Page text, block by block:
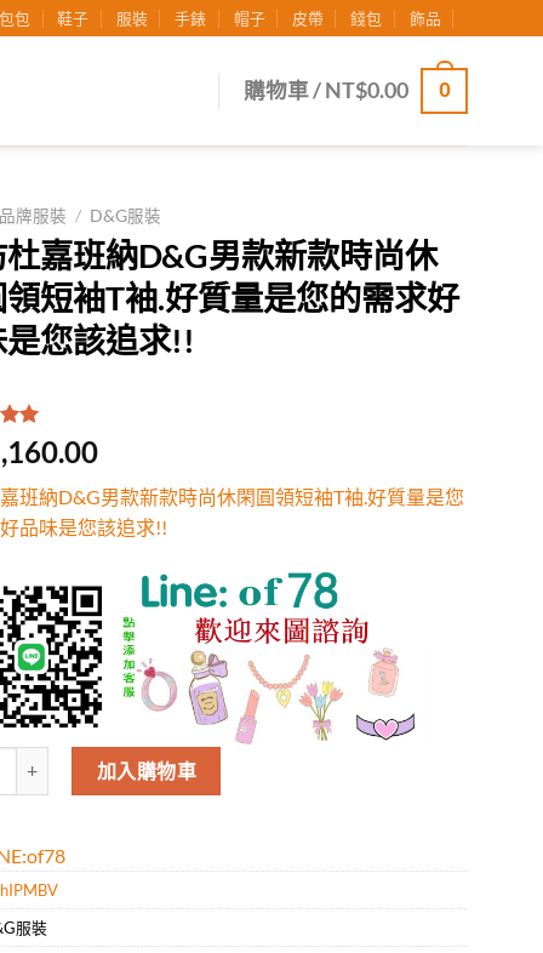
包包 鞋子 服裝 手錶 帽子 皮帶 錢包 飾品
購物車 /NT$0.00 0
牌服裝 / D&G服裝
嘉班納D&G男款新款時尚休
短袖T袖.好質量是您的需求好
您該追求!!
/
位
班納D&G男款新款時尚休閑圓領短袖T袖.好質量是您
品味是您該追求!!
班納D&G男款新款時尚休閑圓領短袖T袖.好質量是您的需求好品味是您
加入購物車
服裝